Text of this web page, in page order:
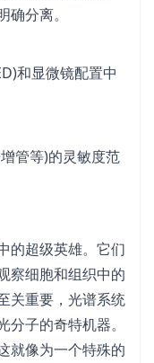
分离。
和显微镜配置中
管等)的灵敏度范
的超级英雄。它们
察细胞和组织中的
关重要，光谱系统
子的奇特机器。
就像为一个特殊的